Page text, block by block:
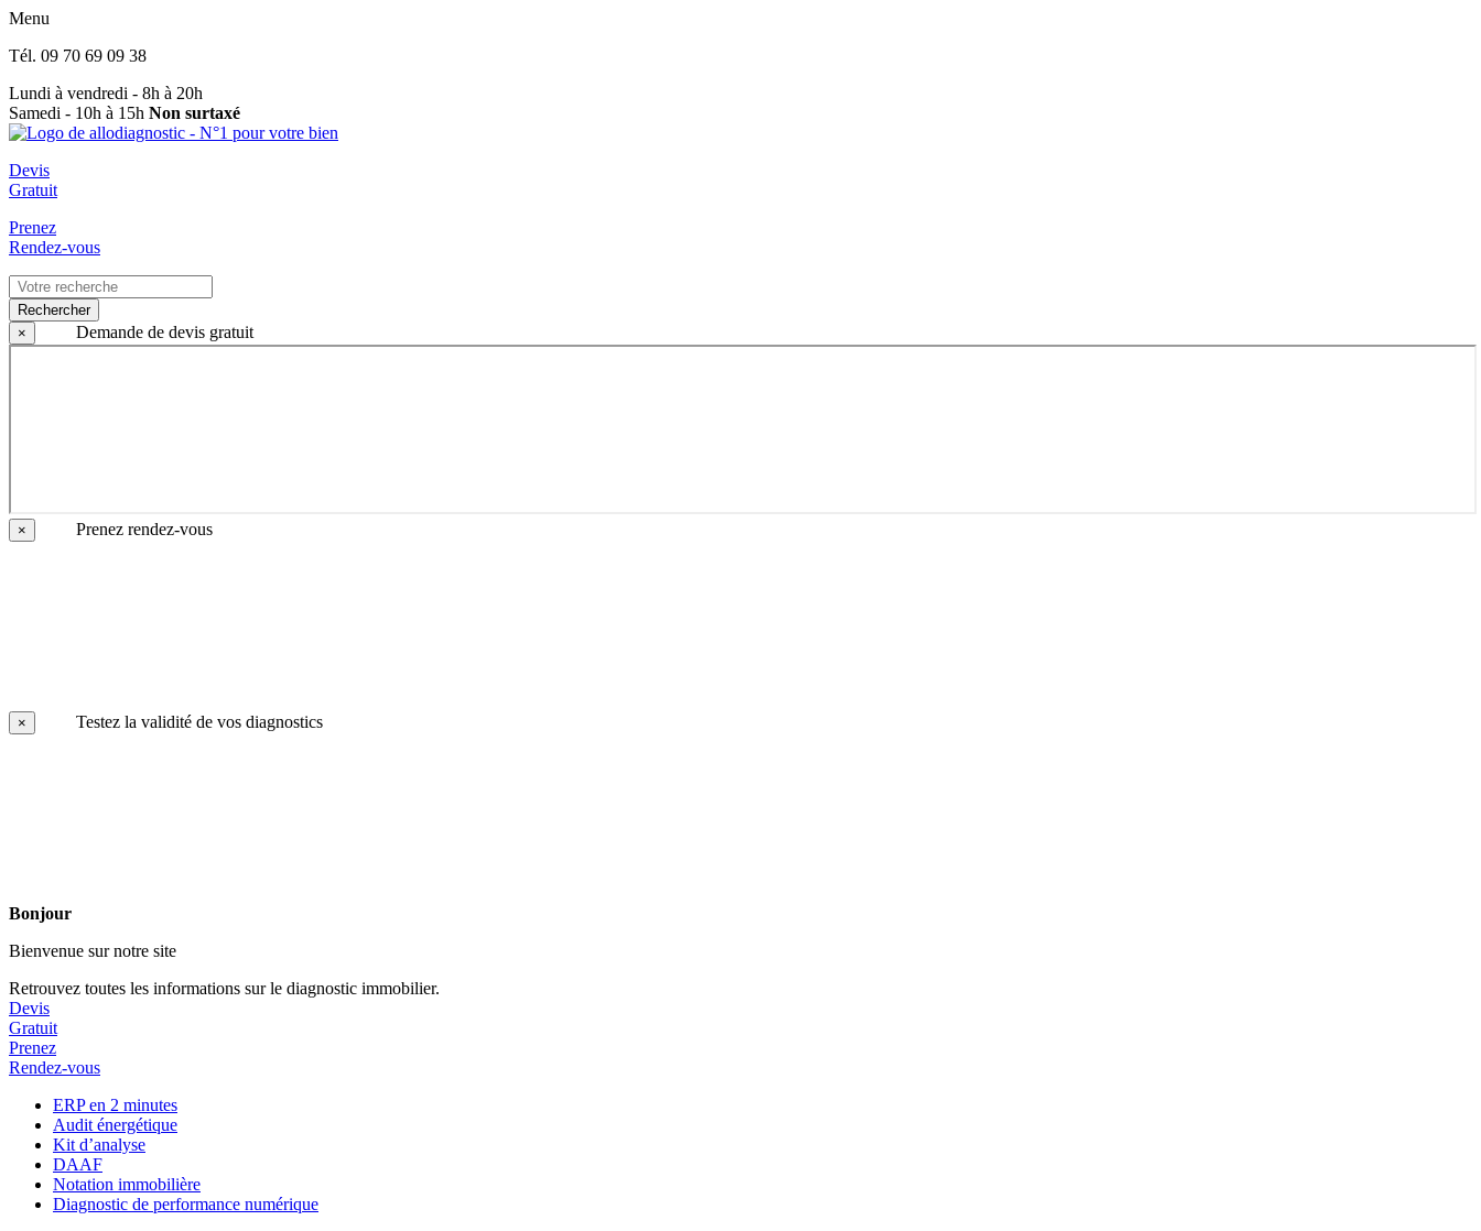
Menu
Tél. 09 70 69 09 38
Lundi à vendredi - 8h à 20h
Samedi - 10h à 15h Non surtaxé
Devis
Gratuit
Prenez
Rendez-vous
Rechercher
×
Demande de devis gratuit
× Prenez rendez-vous
× Testez la validité de vos diagnostics
Bonjour
Bienvenue sur notre site
Retrouvez toutes les informations sur le diagnostic immobilier.
Devis
Gratuit
Prenez
Rendez-vous
ERP en 2 minutes
Audit énergétique
Kit d’analyse
DAAF
Notation immobilière
Diagnostic de performance numérique